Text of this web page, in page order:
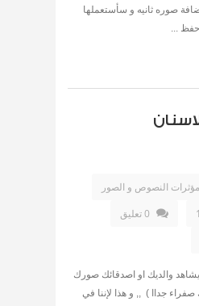
صوره ثانيه و سأستعملها
حفظ ...
مؤثرات النصوص و الصور
0 تعليق
والديك او اصدقائك صورك
جداا ) ,, و هذا لإننا في